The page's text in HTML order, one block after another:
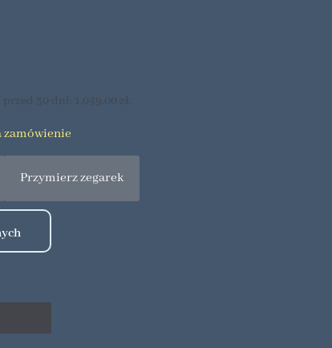
przed 30 dni: 1,049.00 zł.
zamówienie
Przymierz zegarek